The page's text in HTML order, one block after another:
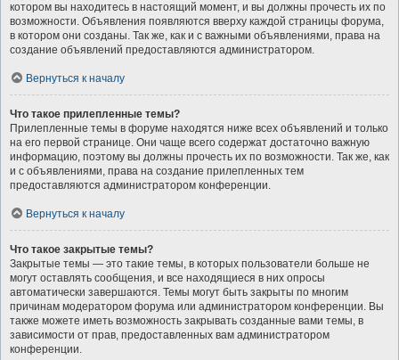
котором вы находитесь в настоящий момент, и вы должны прочесть их по
возможности. Объявления появляются вверху каждой страницы форума,
в котором они созданы. Так же, как и с важными объявлениями, права на
создание объявлений предоставляются администратором.
Вернуться к началу
Что такое прилепленные темы?
Прилепленные темы в форуме находятся ниже всех объявлений и только
на его первой странице. Они чаще всего содержат достаточно важную
информацию, поэтому вы должны прочесть их по возможности. Так же, как
и с объявлениями, права на создание прилепленных тем
предоставляются администратором конференции.
Вернуться к началу
Что такое закрытые темы?
Закрытые темы — это такие темы, в которых пользователи больше не
могут оставлять сообщения, и все находящиеся в них опросы
автоматически завершаются. Темы могут быть закрыты по многим
причинам модератором форума или администратором конференции. Вы
также можете иметь возможность закрывать созданные вами темы, в
зависимости от прав, предоставленных вам администратором
конференции.